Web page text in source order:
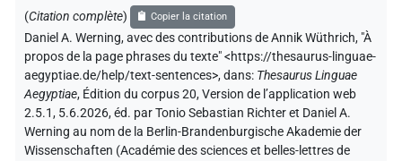
(Citation complète) Copier la citation
Daniel A. Werning,avec des contributions deAnnik Wüthrich, "À
propos de la page phrases du texte"<https://thesaurus-linguae-
aegyptiae.de/help/text-sentences>,dans: Thesaurus Linguae
Aegyptiae, Édition du corpus 20, Version de l’application web
2.5.1, 5.6.2026, éd. par Tonio Sebastian Richter et Daniel A.
Werning au nom de la Berlin-Brandenburgische Akademie der
Wissenschaften (Académie des sciences et belles-lettres de